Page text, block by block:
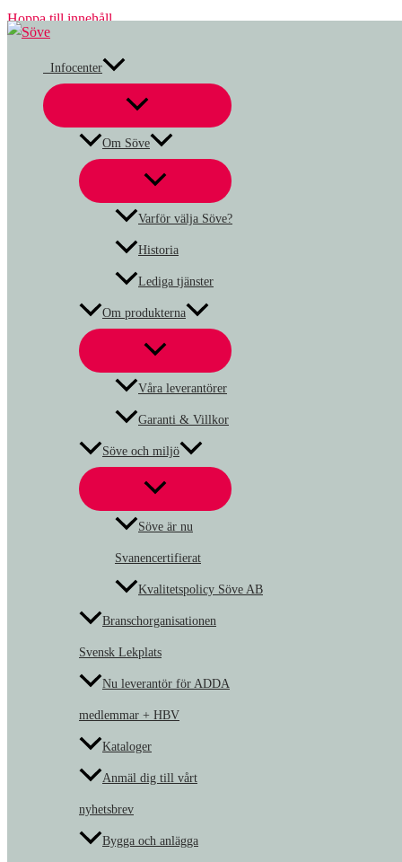
Hoppa till innehåll
Infocenter
Om Söve
Varför välja Söve?
Historia
Lediga tjänster
Om produkterna
Våra leverantörer
Garanti & Villkor
Söve och miljö
Söve är nu
Svanencertifierat
Kvalitetspolicy Söve AB
Branschorganisationen
Svensk Lekplats
Nu leverantör för ADDA
medlemmar + HBV
Kataloger
Anmäl dig till vårt
nyhetsbrev
Bygga och anlägga